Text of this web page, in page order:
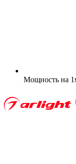
Мощность на